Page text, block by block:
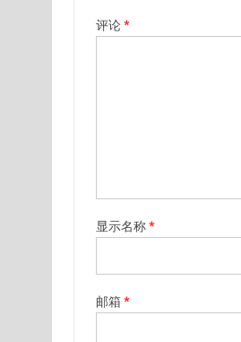
评论*
显示名称*
邮箱*